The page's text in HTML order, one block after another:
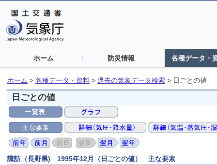
ホーム 防災情報 各種データ・
ホーム > 各種データ・資料 > 過去の気象データ検索 > 日ごとの値
日ごとの値
諏訪（長野県) 1995年12月（日ごとの値） 主な要素